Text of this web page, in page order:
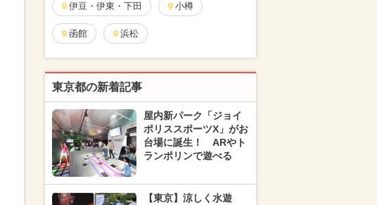
伊豆・伊東・下田 小樽
函館 浜松
東京都の新着記事
屋内新パーク「ジョイ
ポリススポーツX」がお
台場に誕生！ ARやト
ランポリンで遊べる
【東京】涼しく水遊